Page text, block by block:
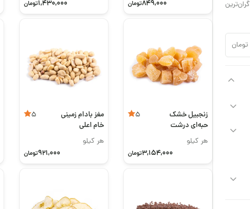
گران‌ترین
تومان
849,000تومان 1,430,000تومان
زنجبیل خشک
حبه‌ای درشت
5
هر کیلو
3,154,000تومان
مغز بادام زمینی
خام اعلی
5
هر کیلو
921,000تومان